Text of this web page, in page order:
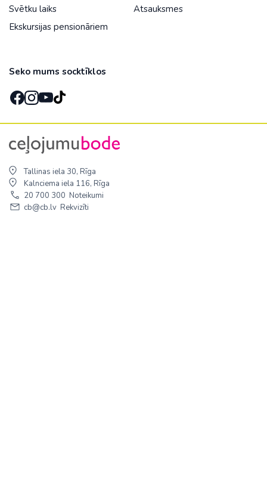
Svētku laiks
Ekskursijas pensionāriem
Atsauksmes
Seko mums socktīklos
Tallinas iela 30, Rīga
Kalnciema iela 116, Rīga
20 700 300 Noteikumi
cb@cb.lv Rekvizīti